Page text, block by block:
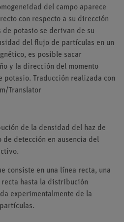
del campo aparece
con respecto a su dirección
de potasio se derivan de su
del flujo de partículas en un
es posible sacar
y la dirección del momento
potasio. Traducción realizada con
Translator
de la densidad del haz de
de detección en ausencia del
consiste en una línea recta, una
hasta la distribución
experimentalmente de la